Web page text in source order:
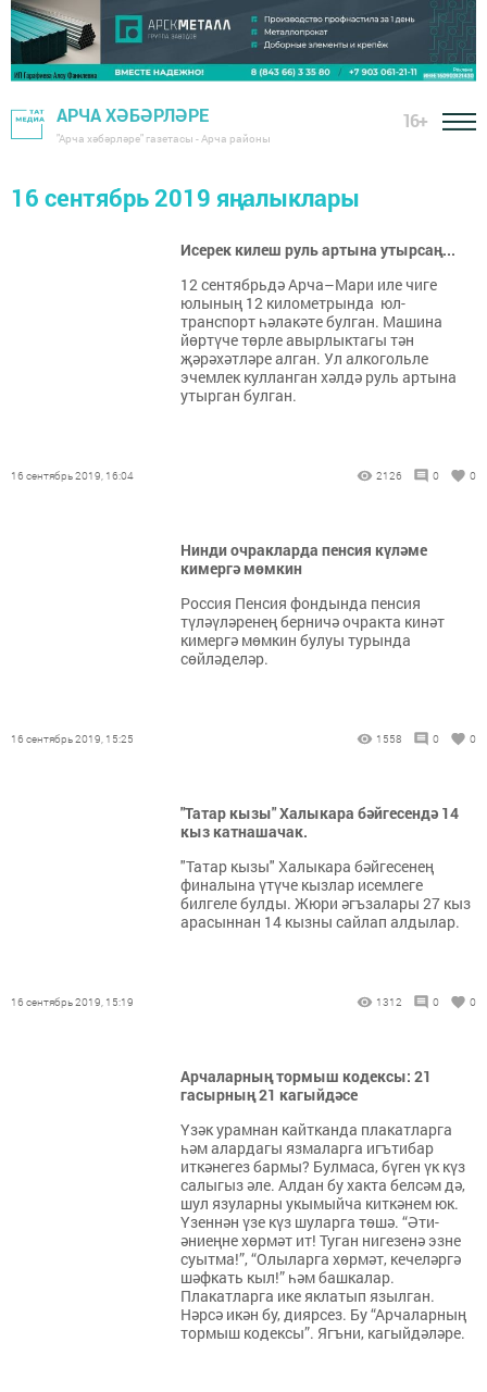
АРЧА ХӘБӘРЛӘРЕ
"Арча хәбәрләре" газетасы - Арча районы
16+
16 сентябрь 2019 яңалыклары
Исерек килеш руль артына утырсаң...
12 сентябрьдә Арча–Мари иле чиге
юлының 12 километрында юл-
транспорт һәлакәте булган. Машина
йөртүче төрле авырлыктагы тән
җәрәхәтләре алган. Ул алкогольле
эчемлек кулланган хәлдә руль артына
утырган булган.
16 сентябрь 2019, 16:04 2126 0 0
Нинди очракларда пенсия күләме
кимергә мөмкин
Россия Пенсия фондында пенсия
түләүләренең берничә очракта кинәт
кимергә мөмкин булуы турында
сөйләделәр.
16 сентябрь 2019, 15:25 1558 0 0
"Татар кызы" Халыкара бәйгесендә 14
кыз катнашачак.
"Татар кызы" Халыкара бәйгесенең
финалына үтүче кызлар исемлеге
билгеле булды. Жюри әгъзалары 27 кыз
арасыннан 14 кызны сайлап алдылар.
16 сентябрь 2019, 15:19 1312 0 0
Арчаларның тормыш кодексы: 21
гасырның 21 кагыйдәсе
Үзәк урамнан кайтканда плакатларга
һәм алардагы язмаларга игътибар
иткәнегез бармы? Булмаса, бүген үк күз
салыгыз әле. Алдан бу хакта белсәм дә,
шул язуларны укымыйча киткәнем юк.
Үзеннән үзе күз шуларга төшә. “Әти-
әниеңне хөрмәт ит! Туган нигезенә эзне
суытма!”, “Олыларга хөрмәт, кечеләргә
шәфкать кыл!” һәм башкалар.
Плакатларга ике яклатып язылган.
Нәрсә икән бу, диярсез. Бу “Арчаларның
тормыш кодексы”. Ягъни, кагыйдәләре.